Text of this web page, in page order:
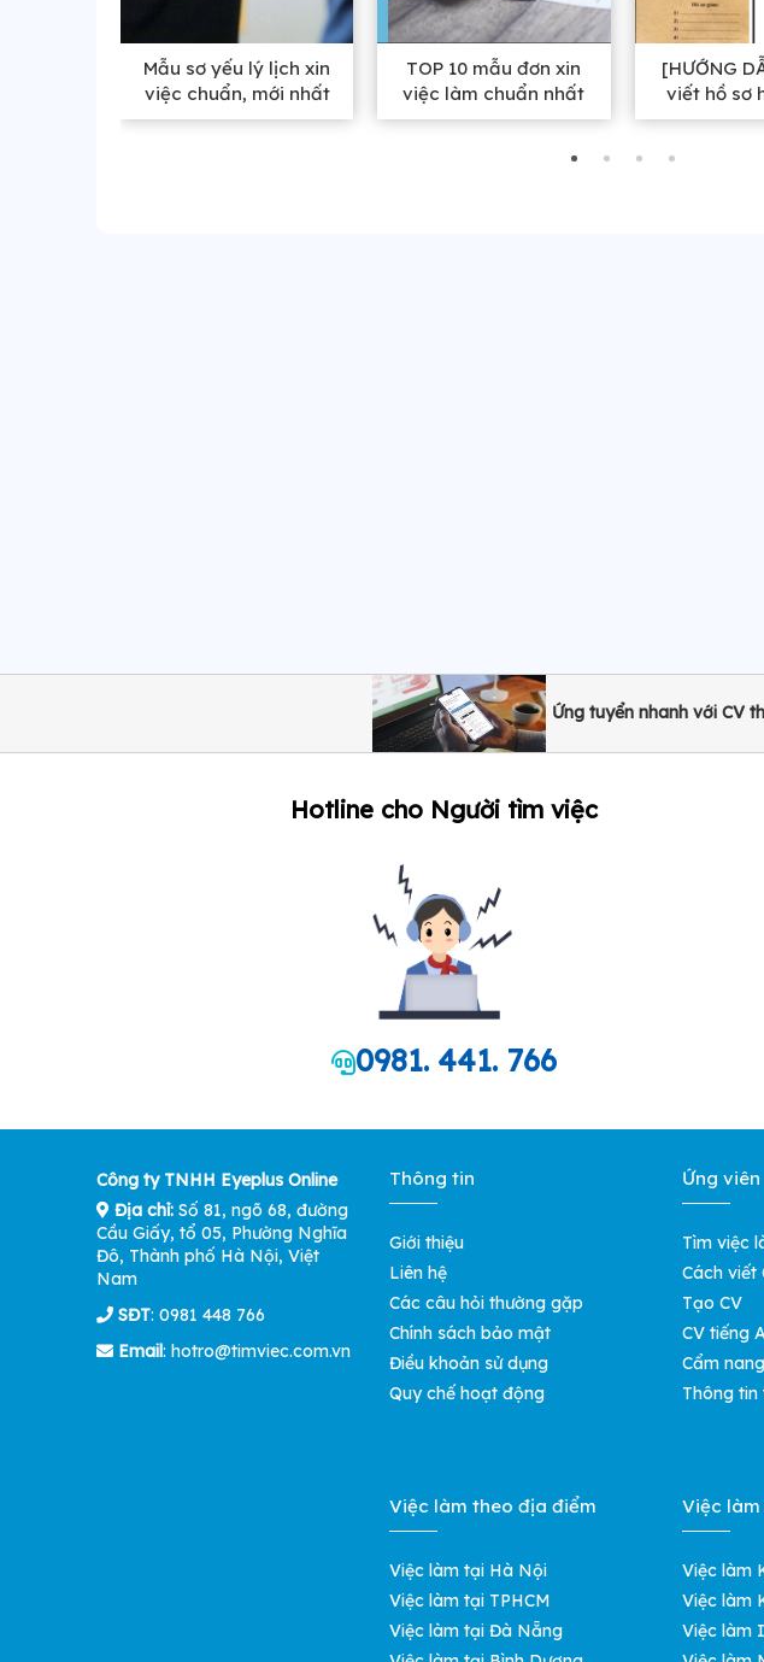
Mẫu sơ yếu lý lịch xin
việc chuẩn, mới nhất
2025
TOP 10 mẫu đơn xin
việc làm chuẩn nhất
năm 2025
[HƯỚNG
viết hồ sơ
sinh viên
Ứng tuyển nhanh với CV
Hotline cho Người tìm việc
0981. 441. 766
Công ty TNHH Eyeplus Online
Địa chỉ: Số 81, ngõ 68, đường
Cầu Giấy, tổ 05, Phường Nghĩa
Đô, Thành phố Hà Nội, Việt
Nam
SĐT: 0981 448 766
Email: hotro@timviec.com.vn
Thông tin
Giới thiệu
Liên hệ
Các câu hỏi thường gặp
Chính sách bảo mật
Điều khoản sử dụng
Quy chế hoạt động
Ứng viên
Tìm việc
Cách viết
Tạo CV
CV tiếng
Cẩm
Thông
Việc làm theo địa điểm
Việc làm tại Hà Nội
Việc làm tại TPHCM
Việc làm tại Đà Nẵng
Việc
Việc làm
Việc làm
Việc làm